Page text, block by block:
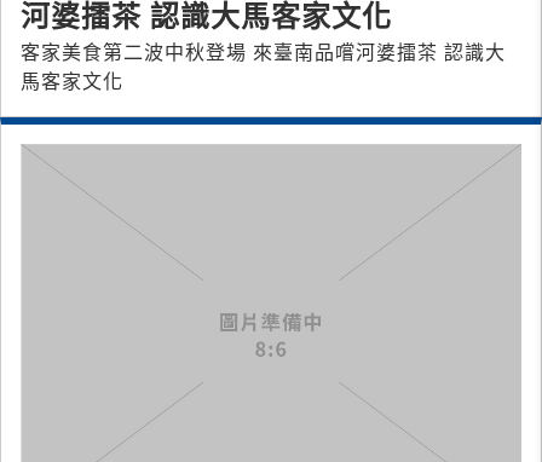
河婆擂茶 認識大馬客家文化
客家美食第二波中秋登場 來臺南品嚐河婆擂茶 認識大
馬客家文化